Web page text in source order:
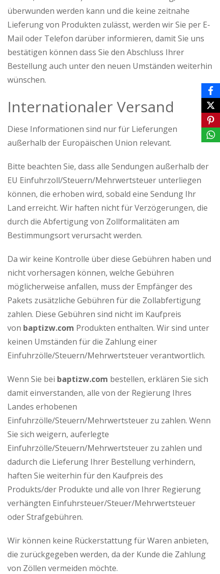
überwunden werden kann und die keine zeitnahe
Lieferung von Produkten zulässt, werden wir Sie per E-
Mail oder Telefon darüber informieren, damit Sie uns
bestätigen können dass Sie den Abschluss Ihrer
Bestellung auch unter den neuen Umständen weiterhin
wünschen.
Internationaler Versand
Diese Informationen sind nur für Lieferungen
außerhalb der Europäischen Union relevant.
Bitte beachten Sie, dass alle Sendungen außerhalb der
EU Einfuhrzoll/Steuern/Mehrwertsteuer unterliegen
können, die erhoben wird, sobald eine Sendung Ihr
Land erreicht. Wir haften nicht für Verzögerungen, die
durch die Abfertigung von Zollformalitäten am
Bestimmungsort verursacht werden.
Da wir keine Kontrolle über diese Gebühren haben und
nicht vorhersagen können, welche Gebühren
möglicherweise anfallen, muss der Empfänger des
Pakets zusätzliche Gebühren für die Zollabfertigung
zahlen. Diese Gebühren sind nicht im Kaufpreis
von baptizw.com Produkten enthalten. Wir sind unter
keinen Umständen für die Zahlung einer
Einfuhrzölle/Steuern/Mehrwertsteuer verantwortlich.
Wenn Sie bei baptizw.com bestellen, erklären Sie sich
damit einverstanden, alle von der Regierung Ihres
Landes erhobenen
Einfuhrzölle/Steuern/Mehrwertsteuer zu zahlen. Wenn
Sie sich weigern, auferlegte
Einfuhrzölle/Steuern/Mehrwertsteuer zu zahlen und
dadurch die Lieferung Ihrer Bestellung verhindern,
haften Sie weiterhin für den Kaufpreis des
Produkts/der Produkte und alle von Ihrer Regierung
verhängten Einfuhrsteuer/Steuer/Mehrwertsteuer
oder Strafgebühren.
Wir können keine Rückerstattung für Waren anbieten,
die zurückgegeben werden, da der Kunde die Zahlung
von Zöllen vermeiden möchte.